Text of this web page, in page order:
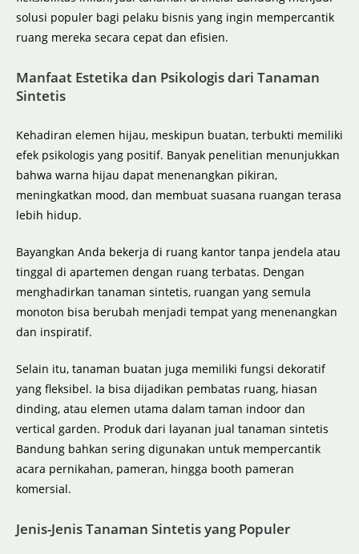
solusi populer bagi pelaku bisnis yang ingin mempercantik
ruang mereka secara cepat dan efisien.
Manfaat Estetika dan Psikologis dari Tanaman
Sintetis
Kehadiran elemen hijau, meskipun buatan, terbukti memiliki
efek psikologis yang positif. Banyak penelitian menunjukkan
bahwa warna hijau dapat menenangkan pikiran,
meningkatkan mood, dan membuat suasana ruangan terasa
lebih hidup.
Bayangkan Anda bekerja di ruang kantor tanpa jendela atau
tinggal di apartemen dengan ruang terbatas. Dengan
menghadirkan tanaman sintetis, ruangan yang semula
monoton bisa berubah menjadi tempat yang menenangkan
dan inspiratif.
Selain itu, tanaman buatan juga memiliki fungsi dekoratif
yang fleksibel. Ia bisa dijadikan pembatas ruang, hiasan
dinding, atau elemen utama dalam taman indoor dan
vertical garden. Produk dari layanan jual tanaman sintetis
Bandung bahkan sering digunakan untuk mempercantik
acara pernikahan, pameran, hingga booth pameran
komersial.
Jenis-Jenis Tanaman Sintetis yang Populer